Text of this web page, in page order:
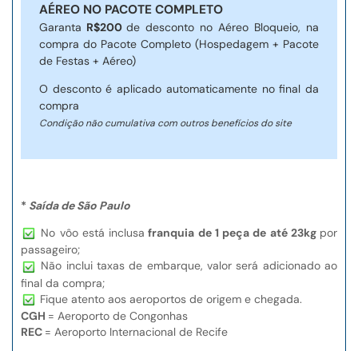
AÉREO NO PACOTE COMPLETO
Garanta R$200 de desconto no Aéreo Bloqueio, na
compra do Pacote Completo (Hospedagem + Pacote
de Festas + Aéreo)
O desconto é aplicado automaticamente no final da
compra
Condição não cumulativa com outros benefícios do site
* Saída de São Paulo
No vôo está inclusa franquia de 1 peça de até 23kg por
passageiro;
Não inclui taxas de embarque, valor será adicionado ao
final da compra;
Fique atento aos aeroportos de origem e chegada.
CGH = Aeroporto de Congonhas
REC = Aeroporto Internacional de Recife